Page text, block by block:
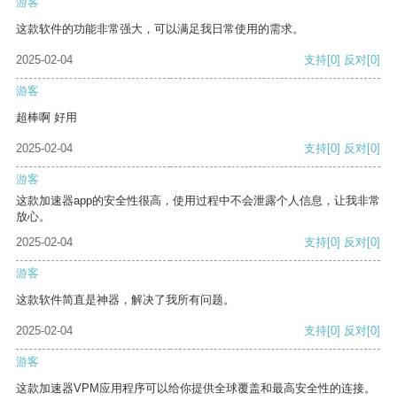
这款软件的功能非常强大，可以满足我日常使用的需求。
2025-02-04 支持[0] 反对[0]
游客
超棒啊 好用
2025-02-04 支持[0] 反对[0]
游客
这款加速器app的安全性很高，使用过程中不会泄露个人信息，让我非常
放心。
2025-02-04
支持[0] 反对[0]
游客
这款软件简直是神器，解决了我所有问题。
2025-02-04 支持[0] 反对[0]
游客
这款加速器VPM应用程序可以给你提供全球覆盖和最高安全性的连接。